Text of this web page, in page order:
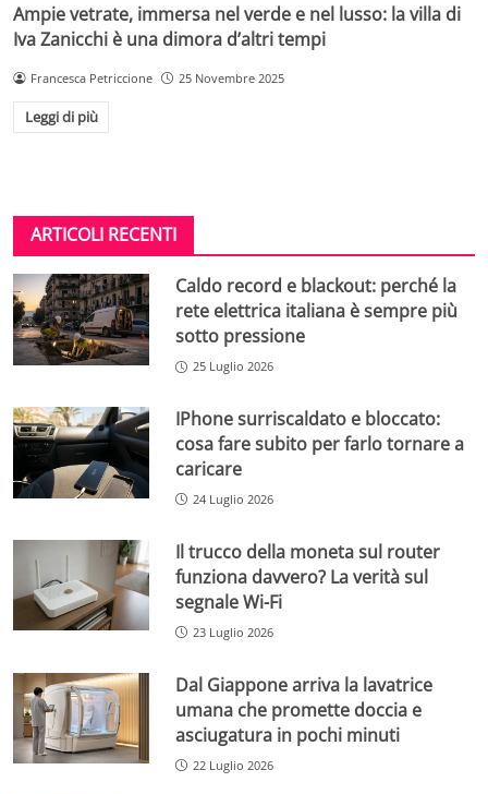
Ampie vetrate, immersa nel verde e nel lusso: la villa di
Iva Zanicchi è una dimora d’altri tempi
Francesca Petriccione 25 Novembre 2025
Leggi di più
ARTICOLI RECENTI
Caldo record e blackout: perché la
rete elettrica italiana è sempre più
sotto pressione
25 Luglio 2026
IPhone surriscaldato e bloccato:
cosa fare subito per farlo tornare a
caricare
24 Luglio 2026
Il trucco della moneta sul router
funziona davvero? La verità sul
segnale Wi-Fi
23 Luglio 2026
Dal Giappone arriva la lavatrice
umana che promette doccia e
asciugatura in pochi minuti
22 Luglio 2026